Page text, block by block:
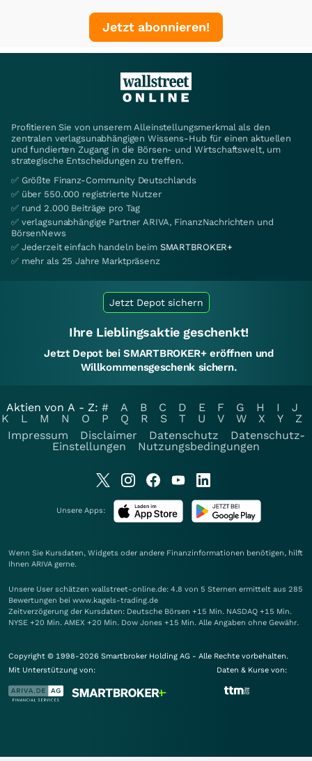
Jetzt abonnieren!
Profitieren Sie von unserem Alleinstellungsmerkmal als den
zentralen verlagsunabhängigen Wissens-Hub für einen aktuellen
und fundierten Zugang in die Börsen- und Wirtschaftswelt, um
strategische Entscheidungen zu treffen.
✅ Größte Finanz-Community Deutschlands
✅ über 550.000 registrierte Nutzer
✅ rund 2.000 Beiträge pro Tag
✅ verlagsunabhängige Partner ARIVA, FinanzNachrichten und
BörsenNews
✅ Jederzeit einfach handeln beim SMARTBROKER+
✅ mehr als 25 Jahre Marktpräsenz
Jetzt Depot sichern
Ihre Lieblingsaktie geschenkt!
Jetzt Depot bei SMARTBROKER+ eröffnen und
Willkommensgeschenk sichern.
Aktien von A - Z: # A B C D E F G H I
J
K
L M N O P Q R S T U V W X Y
Z
Impressum
Disclaimer Datenschutz
Datenschutz-
Einstellungen
Nutzungsbedingungen
Unsere Apps:
Wenn Sie Kursdaten, Widgets oder andere Finanzinformationen benötigen, hilft
Ihnen ARIVA gerne.
Unsere User schätzen wallstreet-online.de: 4.8 von 5 Sternen ermittelt aus 285
Bewertungen bei www.kagels-trading.de
Zeitverzögerung der Kursdaten: Deutsche Börsen +15 Min. NASDAQ +15 Min.
NYSE +20 Min. AMEX +20 Min. Dow Jones +15 Min. Alle Angaben ohne Gewähr.
Copyright © 1998-2026 Smartbroker Holding AG - Alle Rechte vorbehalten.
Mit Unterstützung von:
Daten & Kurse von: